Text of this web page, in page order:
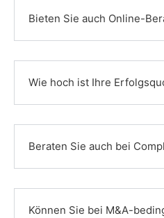
Bieten Sie auch Online-
Wie hoch ist Ihre
Beraten Sie auch bei
Können Sie bei M&A-